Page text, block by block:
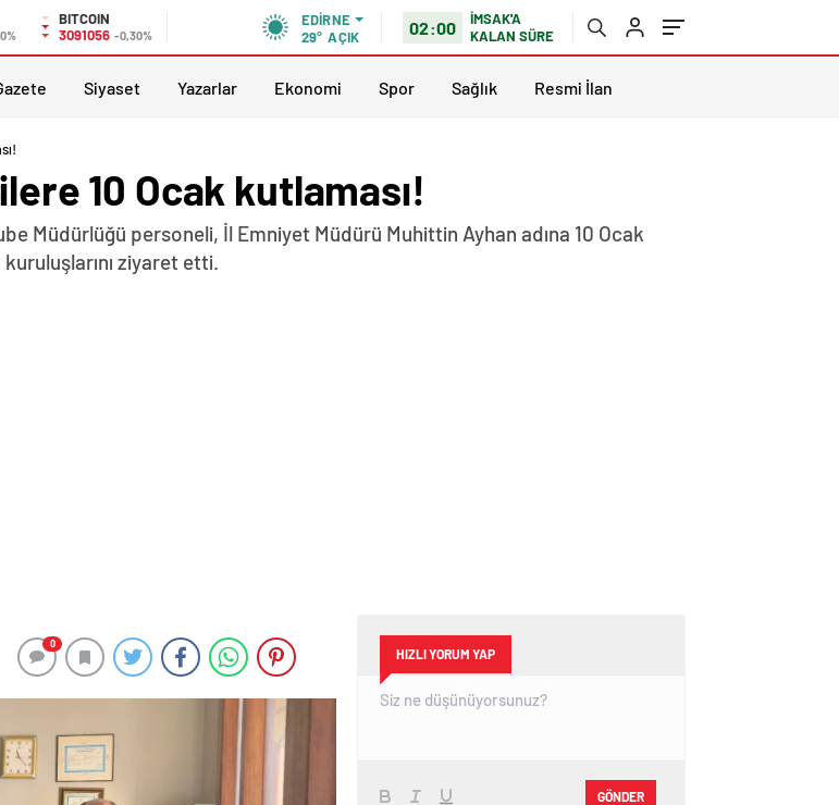
BITCOIN
3091056 -0,30%
EDIRNE
29° AÇIK 02:00
İMSAK'A
KALAN SÜRE
Siyaset Yazarlar Ekonomi Spor Sağlık Resmi İlan
10 Ocak kutlaması!
Müdürlüğü personeli, İl Emniyet Müdürü Muhittin Ayhan adına 10 Ocak
kuruluşlarını ziyaret etti.
0
HIZLI YORUM YAP
GÖNDER